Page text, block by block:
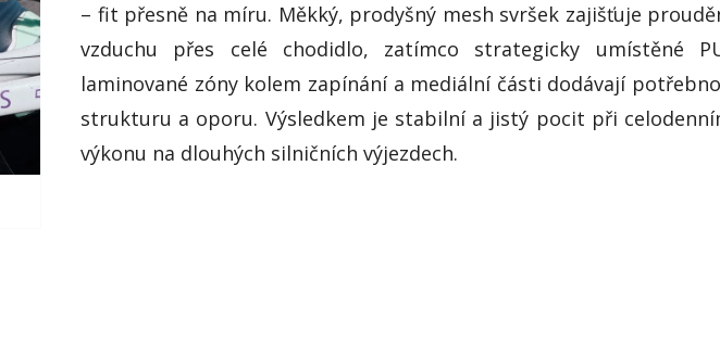
– fit přesně na míru. Měkký, prodyšný mesh svršek zajišťuje
vzduchu přes celé chodidlo, zatímco strategicky umístěné
laminované zóny kolem zapínání a mediální části dodávají
strukturu a oporu. Výsledkem je stabilní a jistý pocit při
výkonu na dlouhých silničních výjezdech.